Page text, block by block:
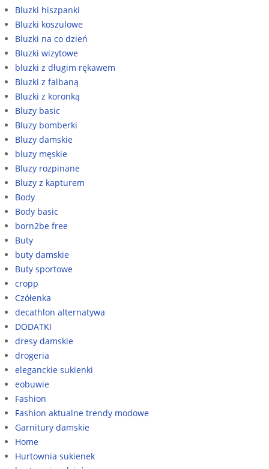
Bluzki hiszpanki
Bluzki koszulowe
Bluzki na co dzień
Bluzki wizytowe
bluzki z długim rękawem
Bluzki z falbaną
Bluzki z koronką
Bluzy basic
Bluzy bomberki
Bluzy damskie
bluzy męskie
Bluzy rozpinane
Bluzy z kapturem
Body
Body basic
born2be free
Buty
buty damskie
Buty sportowe
cropp
Czółenka
decathlon alternatywa
DODATKI
dresy damskie
drogeria
eleganckie sukienki
eobuwie
Fashion
Fashion aktualne trendy modowe
Garnitury damskie
Home
Hurtownia sukienek